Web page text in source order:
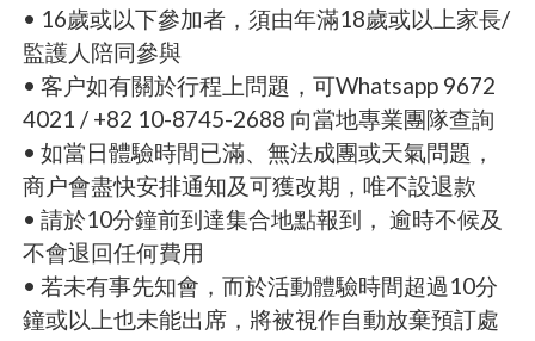
• 16歲或以下參加者，須由年滿18歲或以上家長/
監護人陪同參與
• 客户如有關於行程上問題，可Whatsapp 9672
4021 / +82 10-8745-2688 向當地專業團隊查詢
• 如當日體驗時間已滿、無法成團或天氣問題，
商户會盡快安排通知及可獲改期，唯不設退款
• 請於10分鐘前到達集合地點報到， 逾時不候及
不會退回任何費用
• 若未有事先知會，而於活動體驗時間超過10分
鐘或以上也未能出席，將被視作自動放棄預訂處